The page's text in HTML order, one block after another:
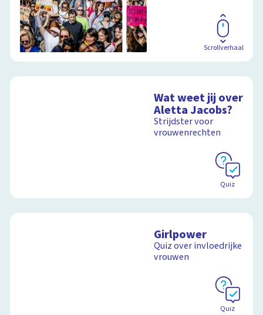
Scrollverhaal
Wat weet jij over
Aletta Jacobs?
Strijdster voor
vrouwenrechten
Quiz
Girlpower
Quiz over invloedrijke
vrouwen
Quiz